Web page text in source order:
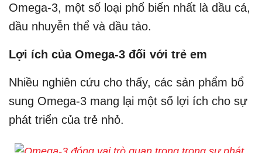
Omega-3, một số loại phổ biến nhất là dầu cá,
dầu nhuyễn thể và dầu tảo.
Lợi ích của Omega-3 đối với trẻ em
Nhiều nghiên cứu cho thấy, các sản phẩm bổ
sung Omega-3 mang lại một số lợi ích cho sự
phát triển của trẻ nhỏ.